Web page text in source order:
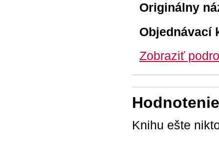
Originálny
Objednávací
Zobraziť
Knihu ešte